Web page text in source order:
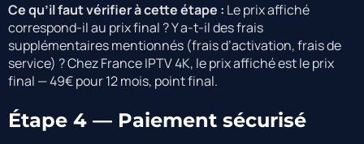
Ce qu’il faut vérifier à cette étape : Le prix affiché
correspond-il au prix final ? Y a-t-il des frais
supplémentaires mentionnés (frais d’activation, frais de
service) ? Chez France IPTV 4K, le prix affiché est le prix
final — 49€ pour 12 mois, point final.
Étape 4 — Paiement sécurisé